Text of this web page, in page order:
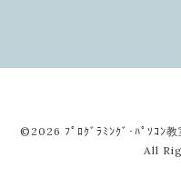
©2026 ﾌﾟﾛｸﾞﾗﾐﾝｸﾞ･ﾊﾟｿｺ
All